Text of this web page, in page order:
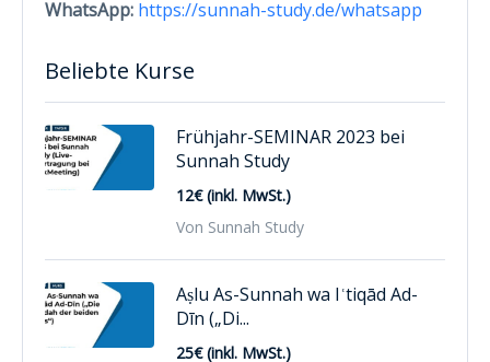
WhatsApp: https://sunnah-study.de/whatsapp
Beliebte Kurse
Frühjahr-SEMINAR 2023 bei
Sunnah Study
12€ (inkl. MwSt.)
Von Sunnah Study
Aṣlu As-Sunnah wa Iʿtiqād Ad-
Dīn („Di...
25€ (inkl. MwSt.)